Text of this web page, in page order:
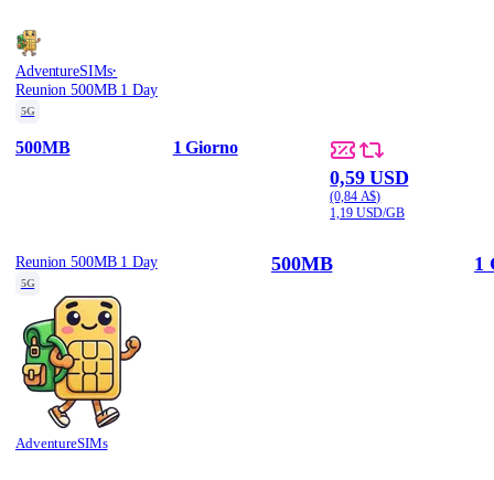
AdventureSIMs·
Reunion 500MB 1 Day
5G
500MB 1 Giorno
0,59 USD
(0,84 A$)
1,19 USD/GB
Reunion 500MB 1 Day
5G
AdventureSIMs
500MB 1